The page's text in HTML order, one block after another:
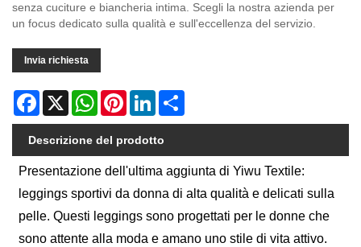
senza cuciture e biancheria intima. Scegli la nostra azienda per
un focus dedicato sulla qualità e sull'eccellenza del servizio.
Invia richiesta
Facebook
X WhatsAppPinterestLinkedIn
Descrizione del prodotto
Presentazione dell'ultima aggiunta di Yiwu Textile:
leggings sportivi da donna di alta qualità e delicati sulla
pelle. Questi leggings sono progettati per le donne che
sono attente alla moda e amano uno stile di vita attivo.